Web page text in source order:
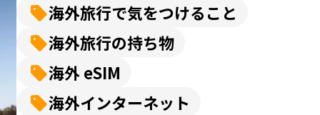
海外旅行で気をつけること
海外旅行の持ち物
海外 eSIM
海外インターネット